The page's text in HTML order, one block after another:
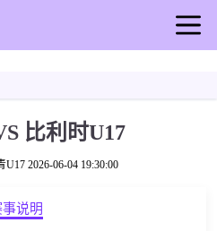
比利时U17
U17 2026-06-04 19:30:00
说明